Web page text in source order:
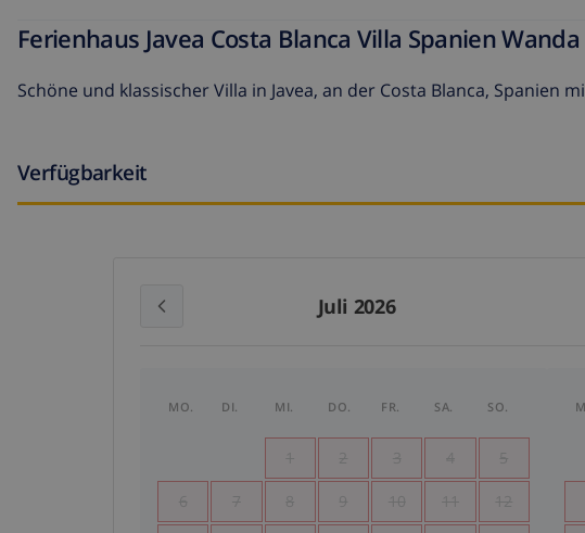
Ferienhaus Javea Costa Blanca Villa Spanien Wanda
Schöne und klassischer Villa in Javea, an der Costa Blanca, Spanien
Verfügbarkeit
Juli 2026
MO. DI. MI. DO. FR. SA. SO.
1 2 3 4 5
6 7 8 9 10 11 12